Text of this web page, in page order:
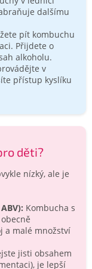
dalšímu
pít kombuchu
Přijdete o
alkoholu.
v
přístup kyslíku
děti?
nízký, ale je
Kombucha s
a malé množství
jisti obsahem
je lepší